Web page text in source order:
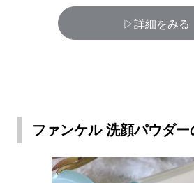
▷詳細をみる
ファンケル 洗顔パウダー